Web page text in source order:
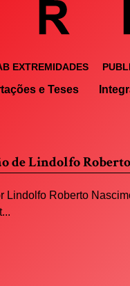
EXTREMIDADES
e Teses
de Lindolfo
Lindolfo Roberto